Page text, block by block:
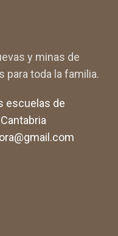
y minas de
para toda la familia.
escuelas de